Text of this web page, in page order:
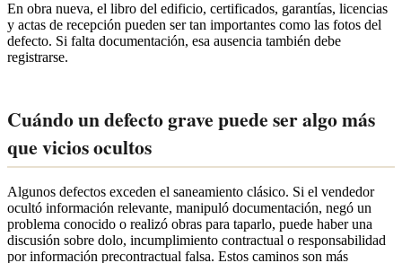
En obra nueva, el libro del edificio, certificados, garantías, licencias
y actas de recepción pueden ser tan importantes como las fotos del
defecto. Si falta documentación, esa ausencia también debe
registrarse.
Cuándo un defecto grave puede ser algo más
que vicios ocultos
Algunos defectos exceden el saneamiento clásico. Si el vendedor
ocultó información relevante, manipuló documentación, negó un
problema conocido o realizó obras para taparlo, puede haber una
discusión sobre dolo, incumplimiento contractual o responsabilidad
por información precontractual falsa. Estos caminos son más